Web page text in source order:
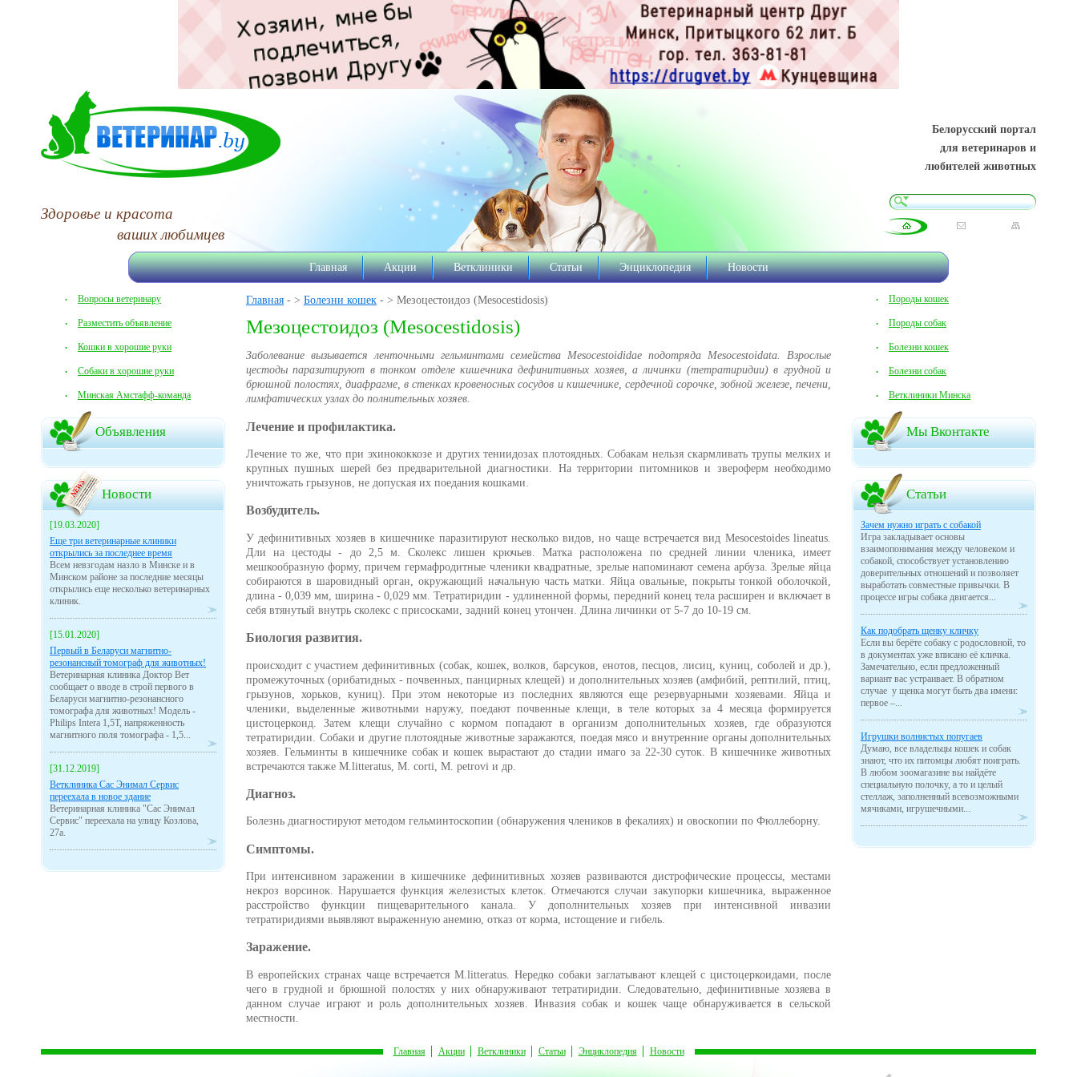
Здоровье и красота
ваших любимцев
Белорусский портал
для ветеринаров и
любителей животных
Главная Акции Ветклиники Статьи Энциклопедия Новости
Вопросы ветеринару
Разместить объявление
Кошки в хорошие руки
Собаки в хорошие руки
Минская Амстафф-команда
Объявления
Новости
[19.03.2020]
Еще три ветеринарные клиники
открылись за последнее время
Всем невзгодам назло в Минске и в
Минском районе за последние месяцы
открылись еще несколько ветеринарных
клиник.
[15.01.2020]
Первый в Беларуси магнитно-
резонансный томограф для животных!
Ветеринарная клиника Доктор Вет
сообщает о вводе в строй первого в
Беларуси магнитно-резонансного
томографа для животных! Модель -
Philips Intera 1,5Т, напряженность
магнитного поля томографа - 1,5...
[31.12.2019]
Ветклиника Сас Энимал Сервис
переехала в новое здание
Ветеринарная клиника "Сас Энимал
Сервис" переехала на улицу Козлова,
27а.
Породы кошек
Породы собак
Болезни кошек
Болезни собак
Ветклиники Минска
Мы Вконтакте
Статьи
Зачем нужно играть с собакой
Игра закладывает основы
взаимопонимания между человеком и
собакой, способствует установлению
доверительных отношений и позволяет
выработать совместные привычки. В
процессе игры собака двигается...
Как подобрать щенку кличку
Если вы берёте собаку с родословной, то
в документах уже вписано её кличка.
Замечательно, если предложенный
вариант вас устраивает. В обратном
случае у щенка могут быть два имени:
первое –...
Игрушки волнистых попугаев
Думаю, все владельцы кошек и собак
знают, что их питомцы любят поиграть.
В любом зоомагазине вы найдёте
специальную полочку, а то и целый
стеллаж, заполненный всевозможными
мячиками, игрушечными...
Главная - > Болезни кошек - > Мезоцестоидоз (Mesocestidosis)
Мезоцестоидоз (Mesocestidosis)
Заболевание вызывается ленточными гельминтами семейства Mesocestoididae подотряда Mesocestoidata. Взрослые
цестоды паразитируют в тонком отделе кишечника дефинитивных хозяев, а личинки (тетратиридии) в грудной и
брюшной полостях, диафрагме, в стенках кровеносных сосудов и кишечнике, сердечной сорочке, зобной железе, печени,
лимфатических узлах до полнительных хозяев.
Лечение и профилактика.
Лечение то же, что при эхинококкозе и других тениидозах плотоядных. Собакам нельзя скармливать трупы мелких и
крупных пушных шерей без предварительной диагностики. На территории питомников и звероферм необходимо
уничтожать грызунов, не допуская их поедания кошками.
Возбудитель.
У дефинитивных хозяев в кишечнике паразитируют несколько видов, но чаще встречается вид Mesocestoides lineatus.
Дли на цестоды - до 2,5 м. Сколекс лишен крючьев. Матка расположена по средней линии членика, имеет
мешкообразную форму, причем гермафродитные членики квадратные, зрелые напоминают семена арбуза. Зрелые яйца
собираются в шаровидный орган, окружающий начальную часть матки. Яйца овальные, покрыты тонкой оболочкой,
длина - 0,039 мм, ширина - 0,029 мм. Тетратиридии - удлиненной формы, передний конец тела расширен и включает в
себя втянутый внутрь сколекс с присосками, задний конец утончен. Длина личинки от 5-7 до 10-19 см.
Биология развития.
происходит с участием дефинитивных (собак, кошек, волков, барсуков, енотов, песцов, лисиц, куниц, соболей и др.),
промежуточных (орибатидных - почвенных, панцирных клещей) и дополнительных хозяев (амфибий, рептилий, птиц,
грызунов, хорьков, куниц). При этом некоторые из последних являются еще резервуарными хозяевами. Яйца и
членики, выделенные животными наружу, поедают почвенные клещи, в теле которых за 4 месяца формируется
цистоцеркоид. Затем клещи случайно с кормом попадают в организм дополнительных хозяев, где образуются
тетратиридии. Собаки и другие плотоядные животные заражаются, поедая мясо и внутренние органы дополнительных
хозяев. Гельминты в кишечнике собак и кошек вырастают до стадии имаго за 22-30 суток. В кишечнике животных
встречаются также M.litteratus, M. corti, М. petrovi и др.
Диагноз.
Болезнь диагностируют методом гельминтоскопии (обнаружения члеников в фекалиях) и овоскопии по Фюллеборну.
Симптомы.
При интенсивном заражении в кишечнике дефинитивных хозяев развиваются дистрофические процессы, местами
некроз ворсинок. Нарушается функция железистых клеток. Отмечаются случаи закупорки кишечника, выраженное
расстройство функции пищеварительного канала. У дополнительных хозяев при интенсивной инвазии
тетратиридиями выявляют выраженную анемию, отказ от корма, истощение и гибель.
Заражение.
В европейских странах чаще встречается M.litteratus. Нередко собаки заглатывают клещей с цистоцеркоидами, после
чего в грудной и брюшной полостях у них обнаруживают тетратиридии. Следовательно, дефинитивные хозяева в
данном случае играют и роль дополнительных хозяев. Инвазия собак и кошек чаще обнаруживается в сельской
местности.
Главная Акции Ветклиники Статьи Энциклопедия Новости